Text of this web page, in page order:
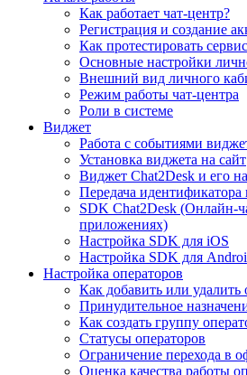
Как работает чат-центр?
Регистрация и создание
Как протестировать
Основные настройки
Внешний вид личного
Режим работы чат-центра
Роли в системе
Виджет
Работа с событиями
Установка виджета на сайт
Виджет Chat2Desk и его
Передача идентификатора
SDK Chat2Desk (Онлайн-
приложениях)
Настройка SDK для iOS
Настройка SDK для
Настройка операторов
Как добавить или удалить
Принудительное
Как создать группу
Статусы операторов
Ограничение перехода в
Оценка качества работы